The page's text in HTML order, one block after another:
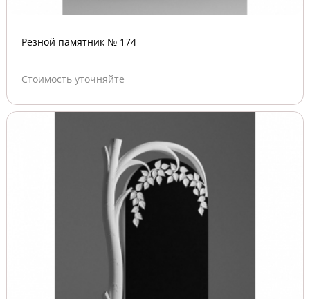
Резной памятник № 174
Стоимость уточняйте